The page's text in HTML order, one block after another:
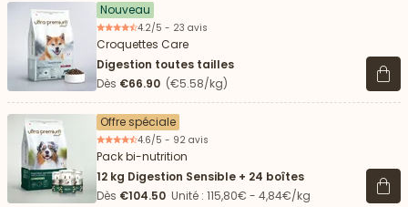
Nouveau
4.2/5 - 23 avis
Croquettes Care
Digestion toutes tailles
Dès €66.90 (€5.58/kg) Voir
Offre spéciale
4.6/5 - 92 avis
Pack bi-nutrition
12 kg Digestion Sensible + 24 boîtes
Dès €104.50 Unité : 115,80€ - 4,84€/kg Voir